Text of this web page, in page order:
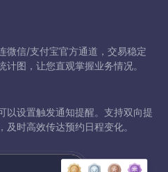
微信/支付宝官方通道，交易稳定
计图，让您直观掌握业务情况。
以设置触发通知提醒。支持双向提
时高效传达预约日程变化。